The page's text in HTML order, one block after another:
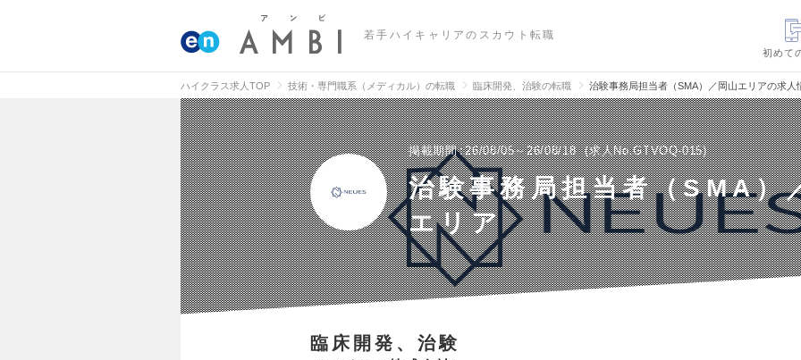
若手ハイキャリアのスカウト転職
初めて
ハイクラス求人TOP 技術・専門職系（メディカル）の転職 臨床開発、治験の転職 治験事務局担当者（SMA）／岡山エリアの求人
掲載期間 26/08/05～26/08/18 求人No.GTVOQ-015
治験事務局担当者（SMA）
エリア
臨床開発、治験